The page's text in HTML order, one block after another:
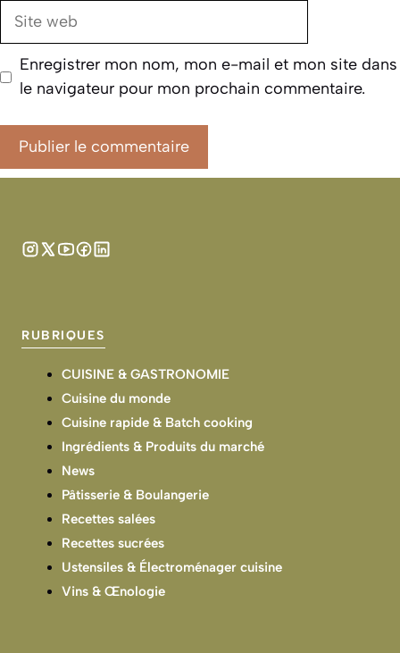
Site
Enregistrer mon nom, mon e-mail et mon site dans
le navigateur pour mon prochain commentaire.
RUBRIQUES
CUISINE & GASTRONOMIE
Cuisine du monde
Cuisine rapide & Batch cooking
Ingrédients & Produits du marché
News
Pâtisserie & Boulangerie
Recettes salées
Recettes sucrées
Ustensiles & Électroménager cuisine
Vins & Œnologie